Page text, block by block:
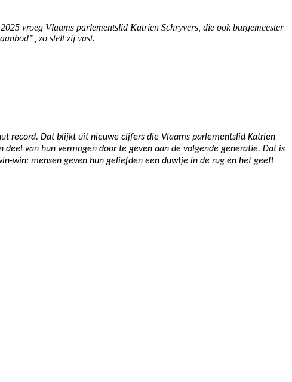
vroeg Vlaams parlementslid Katrien Schryvers, die ook burgemeester
zo stelt zij vast.
record. Dat blijkt uit nieuwe cijfers die Vlaams parlementslid Katrien
van hun vermogen door te geven aan de volgende generatie. Dat is
win: mensen geven hun geliefden een duwtje in de rug én het geeft